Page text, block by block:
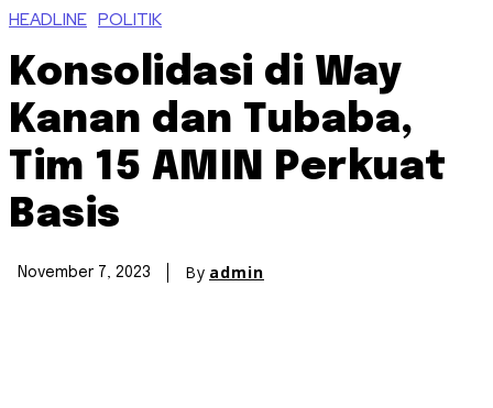
HEADLINE POLITIK
Konsolidasi di Way
Kanan dan Tubaba,
Tim 15 AMIN Perkuat
Basis
November 7, 2023 By admin